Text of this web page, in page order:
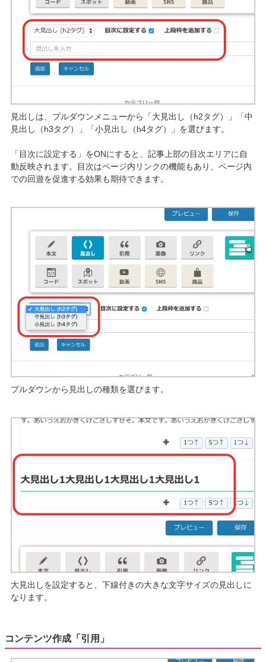
見出しは、プルダウンメニューから「大見出し（h2タグ）」「中
見出し（h3タグ）」「小見出し（h4タグ）」を選びます。
「目次に設定する」をONにすると、記事上部の目次エリアに自
動反映されます。目次はページ内リンクの機能もあり、ページ内
での回遊を促進する効果も期待できます。
プルダウンから見出しの種類を選びます。
大見出しを設定すると、下線付きの大きな文字サイズの見出しに
なります。
コンテンツ作成「引用」